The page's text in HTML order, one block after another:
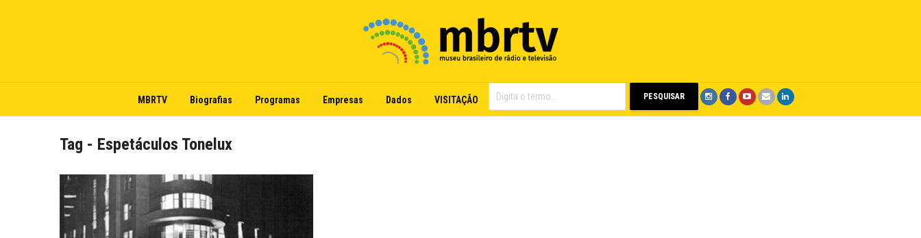
MBRTV Biografias Programas Empresas Dados VISITAÇÃO PESQUISAR
Tag - Espetáculos Tonelux